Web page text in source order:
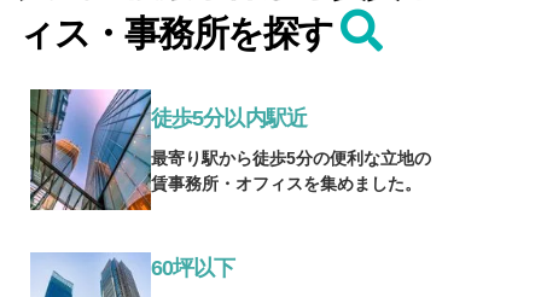
ィス・事務所を探す
徒歩5分以内駅近
最寄り駅から徒歩5分の便利な立地の
賃事務所・オフィスを集めました。
60坪以下